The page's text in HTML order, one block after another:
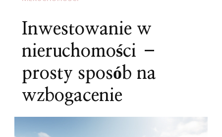
Inwestowanie w
nieruchomości –
prosty sposób na
wzbogacenie